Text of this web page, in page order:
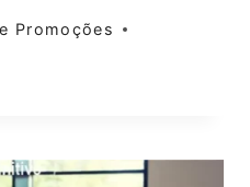
Promoções